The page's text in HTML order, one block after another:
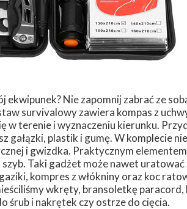
Nie zapomnij zabrać ze
survivalowy zawiera kompas z
w terenie i wyznaczeniu kierunku.
gałązki, plastik i gumę. W komplecie
i gwizdka. Praktycznym
Taki gadżet może nawet
kompres z włókniny oraz koc
wkręty, bransoletkę paracord,
śrub i nakrętek czy ostrze do cięcia.